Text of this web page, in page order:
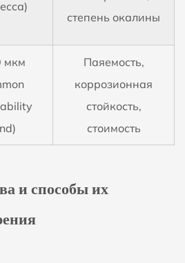
степень окалины
мкм
Паяемость,
коррозионная
стойкость,
стоимость
и способы их